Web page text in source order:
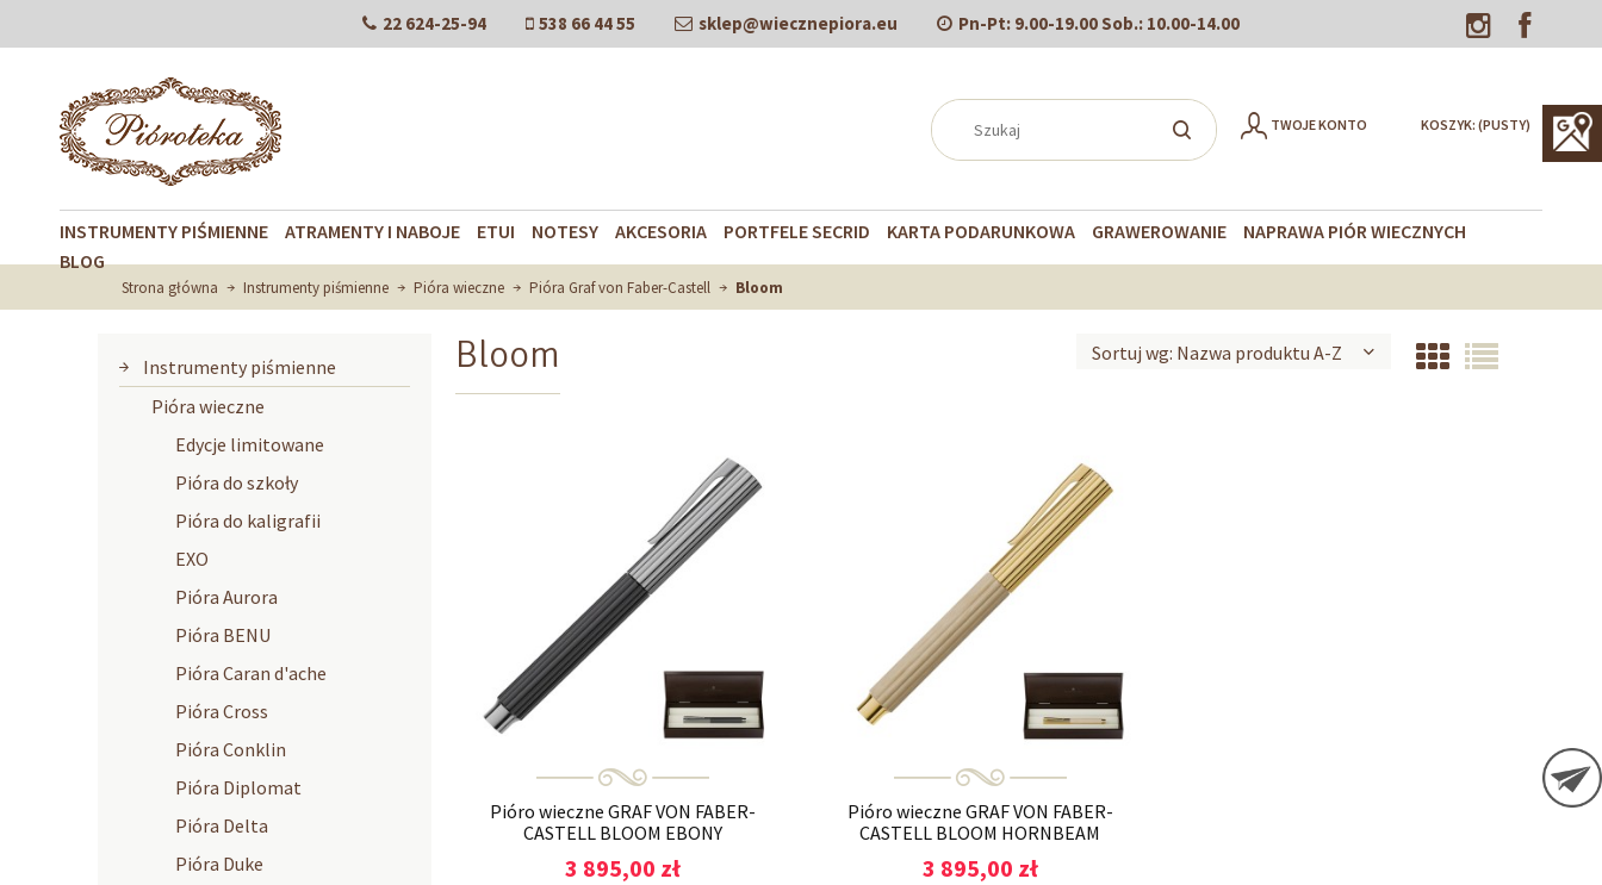
22 624-25-94 538 66 44 55 sklep@wiecznepiora.eu Pn-Pt: 9.00-19.00Sob.: 10.00-14.00
KOSZYK: (PUSTY)
TWOJE KONTO
INSTRUMENTY PIŚMIENNE ATRAMENTY I NABOJE ETUI NOTESY AKCESORIA PORTFELE SECRID KARTA PODARUNKOWA GRAWEROWANIE
NAPRAWA PIÓR WIECZNYCH
BLOG
Strona główna Instrumenty piśmienne Pióra wieczne Pióra Graf von Faber-Castell Bloom
Instrumenty piśmienne
Pióra wieczne
Edycje limitowane
Pióra do szkoły
Pióra do kaligrafii
EXO
Pióra Aurora
Pióra BENU
Pióra Caran d'ache
Pióra Cross
Pióra Conklin
Pióra Diplomat
Pióra Delta
Pióra Duke
Bloom Sortuj wg: Nazwa produktu A-Z
Pióro wieczne GRAF VON FABER-
CASTELL BLOOM EBONY
3 895,00 zł
Pióro wieczne GRAF VON FABER-
CASTELL BLOOM HORNBEAM
3 895,00 zł